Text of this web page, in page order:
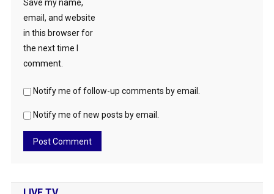
Save my name,
email, and website
in this browser for
the next time I
comment.
Notify me of follow-up comments by email.
Notify me of new posts by email.